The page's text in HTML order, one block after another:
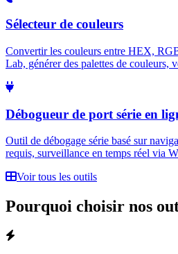
Sélecteur de couleurs
Convertir les couleurs entre HEX,
Lab, générer des palettes de couleurs,
Débogueur de port série en
Outil de débogage série basé sur
requis, surveillance en temps réel via
Voir tous les outils
Pourquoi choisir nos